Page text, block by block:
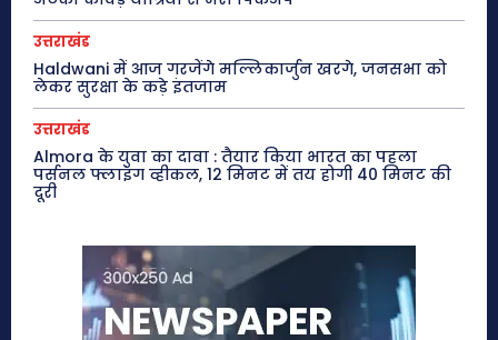
उत्तराखंड
Haldwani में आज गरजेंगे मल्लिकार्जुन खरगे, जनसभा को
लेकर सुरक्षा के कड़े इंतजाम
उत्तराखंड
Almora के युवा का दावा : तैयार किया भारत का पहला
पर्सनल फ्लाइंग व्हीकल, 12 मिनट में तय होगी 40 मिनट की
दूरी